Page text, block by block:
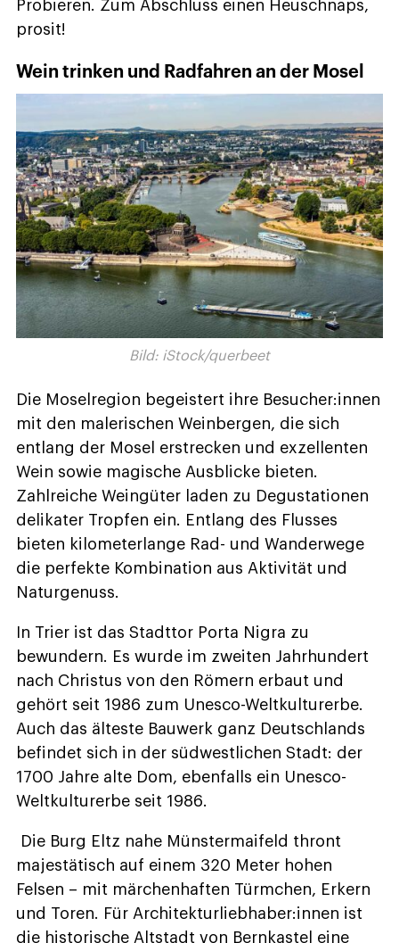
Probieren. Zum Abschluss einen Heuschnaps,
prosit!
Wein trinken und Radfahren an der Mosel
Bild: iStock/querbeet
Die Moselregion begeistert ihre Besucher:innen
mit den malerischen Weinbergen, die sich
entlang der Mosel erstrecken und exzellenten
Wein sowie magische Ausblicke bieten.
Zahlreiche Weingüter laden zu Degustationen
delikater Tropfen ein. Entlang des Flusses
bieten kilometerlange Rad- und Wanderwege
die perfekte Kombination aus Aktivität und
Naturgenuss.
In Trier ist das Stadttor Porta Nigra zu
bewundern. Es wurde im zweiten Jahrhundert
nach Christus von den Römern erbaut und
gehört seit 1986 zum Unesco-Weltkulturerbe.
Auch das älteste Bauwerk ganz Deutschlands
befindet sich in der südwestlichen Stadt: der
1700 Jahre alte Dom, ebenfalls ein Unesco-
Weltkulturerbe seit 1986.
Die Burg Eltz nahe Münstermaifeld thront
majestätisch auf einem 320 Meter hohen
Felsen – mit märchenhaften Türmchen, Erkern
und Toren. Für Architekturliebhaber:innen ist
die historische Altstadt von Bernkastel eine